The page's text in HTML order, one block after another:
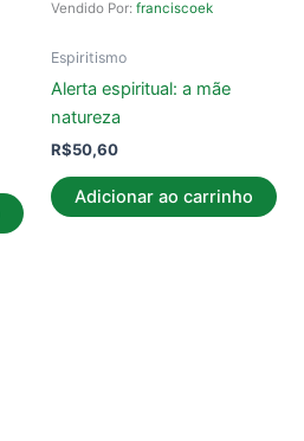
Vendido Por: franciscoek
Espiritismo
Alerta espiritual: a mãe
natureza
R$50,60
Adicionar ao carrinho